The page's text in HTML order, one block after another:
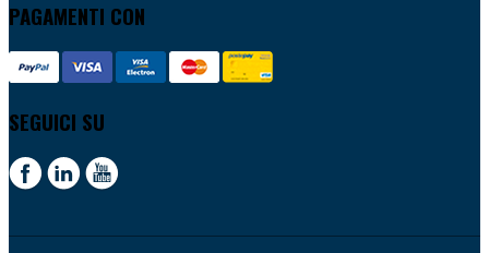
PAGAMENTI CON
SEGUICI SU